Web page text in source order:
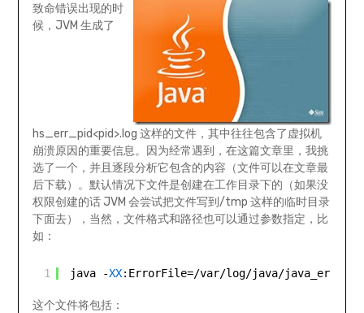
致命错误出现的时
候，JVM 生成了
hs_err_pid<pid>.log 这样的文件，其中往往包含了虚拟机
崩溃原因的重要信息。因为经常遇到，在这篇文章里，我挑
选了一个，并且逐段分析它包含的内容（文件可以在文章最
后下载）。默认情况下文件是创建在工作目录下的（如果没
权限创建的话 JVM 会尝试把文件写到/tmp 这样的临时目录
下面去），当然，文件格式和路径也可以通过参数指定，比
如：
1 java -XX:ErrorFile=/var/log/java/
这个文件将包括：